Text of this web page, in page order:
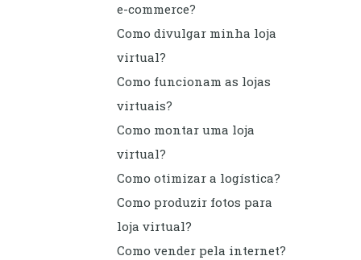
e-commerce?
Como divulgar minha loja
virtual?
Como funcionam as lojas
virtuais?
Como montar uma loja
virtual?
Como otimizar a logística?
Como produzir fotos para
loja virtual?
Como vender pela internet?